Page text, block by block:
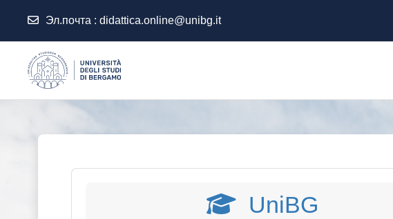
Эл.почта : didattica.online@unibg.it
UniBG